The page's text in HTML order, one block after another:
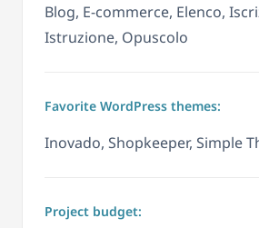
Blog, E-commerce, Elenco,
Istruzione, Opuscolo
Favorite WordPress themes:
Inovado, Shopkeeper, Simple
Project budget: